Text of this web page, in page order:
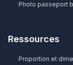
Photo passeport
Ressources
Proportion et